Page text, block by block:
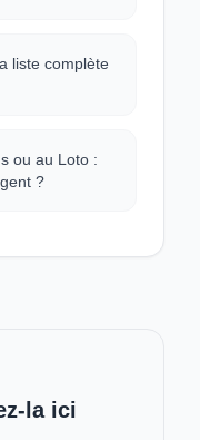
liste complète
ou au Loto :
?
la ici